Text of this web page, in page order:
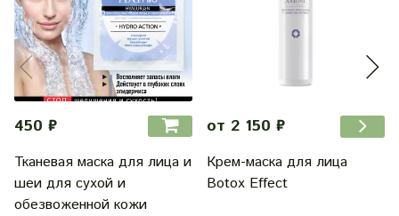
450 ₽
Тканевая маска для лица и
шеи для сухой и
обезвоженной кожи
от 2 150 ₽
Крем-маска для лица
Botox Effect